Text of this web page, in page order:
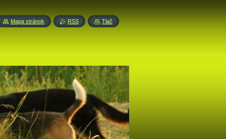
Mapa stránok RSS Tlač